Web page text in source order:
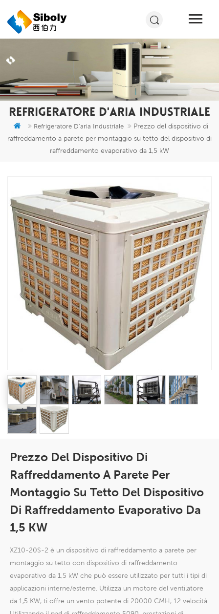
REFRIGERATORE D'ARIA INDUSTRIALE
Refrigeratore D'aria Industriale
Prezzo del dispositivo di
raffreddamento a parete per montaggio su tetto del dispositivo di
raffreddamento evaporativo da 1,5 kW
Prezzo Del Dispositivo Di
Raffreddamento A Parete Per
Montaggio Su Tetto Del Dispositivo
Di Raffreddamento Evaporativo Da
1,5 KW
XZ10-20S-2 è un dispositivo di raffreddamento a parete per
montaggio su tetto con dispositivo di raffreddamento
evaporativo da 1,5 kW che può essere utilizzato per tutti i tipi di
applicazioni interne/esterne. Utilizza un motore del ventilatore
da 1,5 KW, ti offre un vento potente di 20000 CMH, 12 velocità.